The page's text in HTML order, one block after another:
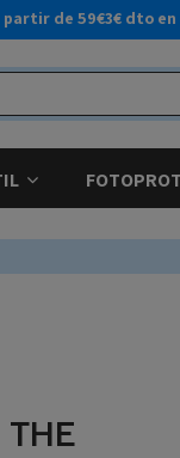
partir de 59€3€ dto en